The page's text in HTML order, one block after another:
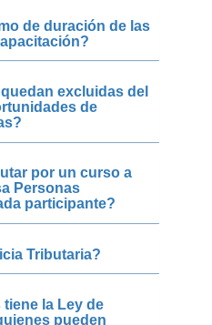
de duración de las
excluidas del
de
por un curso a
Personas
participante?
Tributaria?
la Ley de
pueden